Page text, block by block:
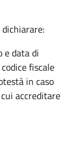
e data di
fiscale
in caso
accreditare